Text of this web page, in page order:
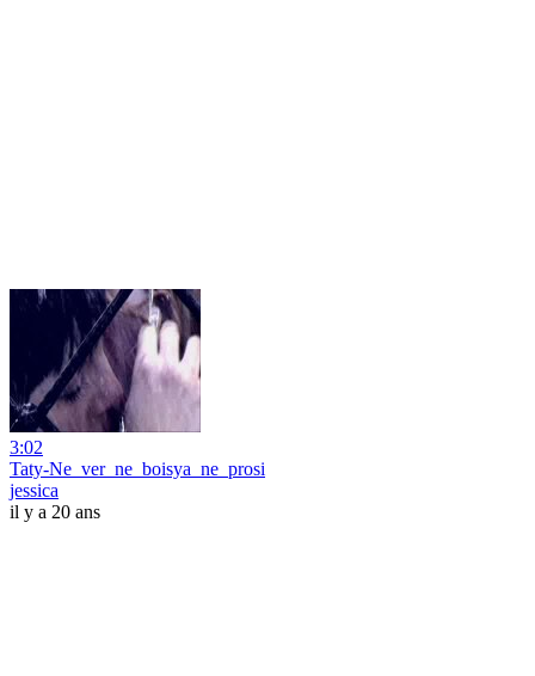
3:02
Taty-Ne_ver_ne_boisya_ne_prosi
jessica
il y a 20 ans